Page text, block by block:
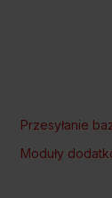
Przesyłanie
Moduły